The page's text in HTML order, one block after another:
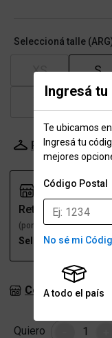
Ingresá
Te ubicamos en
Ingresá tu
mejores
Código Postal
No sé mi
A todo el país
Seleccioná talle
XS S
Probador
Retiro
(por una sucursal)
Seleccioná talle
Consultar stock
Quiero Cantidad